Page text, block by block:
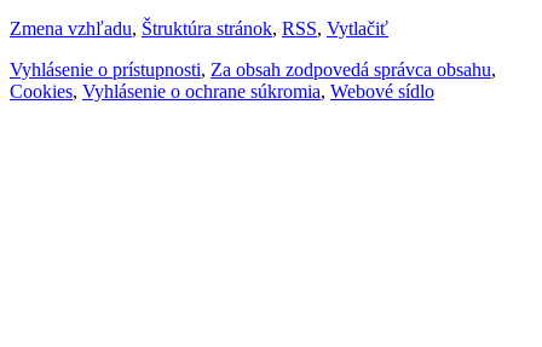
Zmena vzhľadu, Štruktúra stránok, RSS, Vytlačiť
Vyhlásenie o prístupnosti, Za obsah zodpovedá správca obsahu,
Cookies, Vyhlásenie o ochrane súkromia, Webové sídlo